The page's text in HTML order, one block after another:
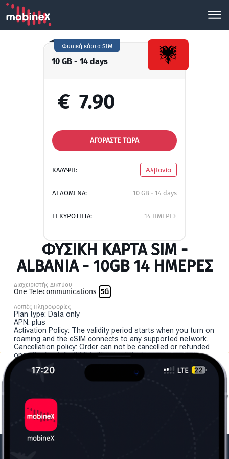
10 GB - 14 days
Φυσική κάρτα SIM
€ 7.90
ΑΓΟΡΑΣΤΕ ΤΩΡΑ
ΚΑΛΥΨΗ: Αλβανία
ΔΕΔΟΜΕΝΑ: 10 GB - 14 days
ΕΓΚΥΡΟΤΗΤΑ: 14 ΗΜΕΡΕΣ
ΦΥΣΙΚΉ ΚΆΡΤΑ SIM -
ALBANIA - 10GB 14 ΗΜΕΡΕΣ
Διαχειριστής Δικτύου
One Telecommunications 5G
Λοιπές Πληροφορίες
Plan type: Data only
APN: plus
Activation Policy: The validity period starts when you turn on
roaming and the eSIM connects to any supported network.
Cancellation policy: Order can not be cancelled or refunded
once the "install eSIM" button is clicked.